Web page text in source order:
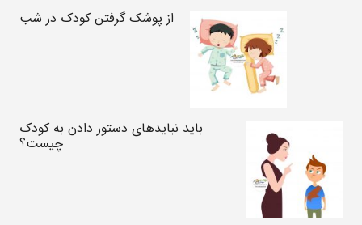
از پوشک گرفتن کودک در شب
باید نبایدهای دستور دادن به کودک
چیست؟